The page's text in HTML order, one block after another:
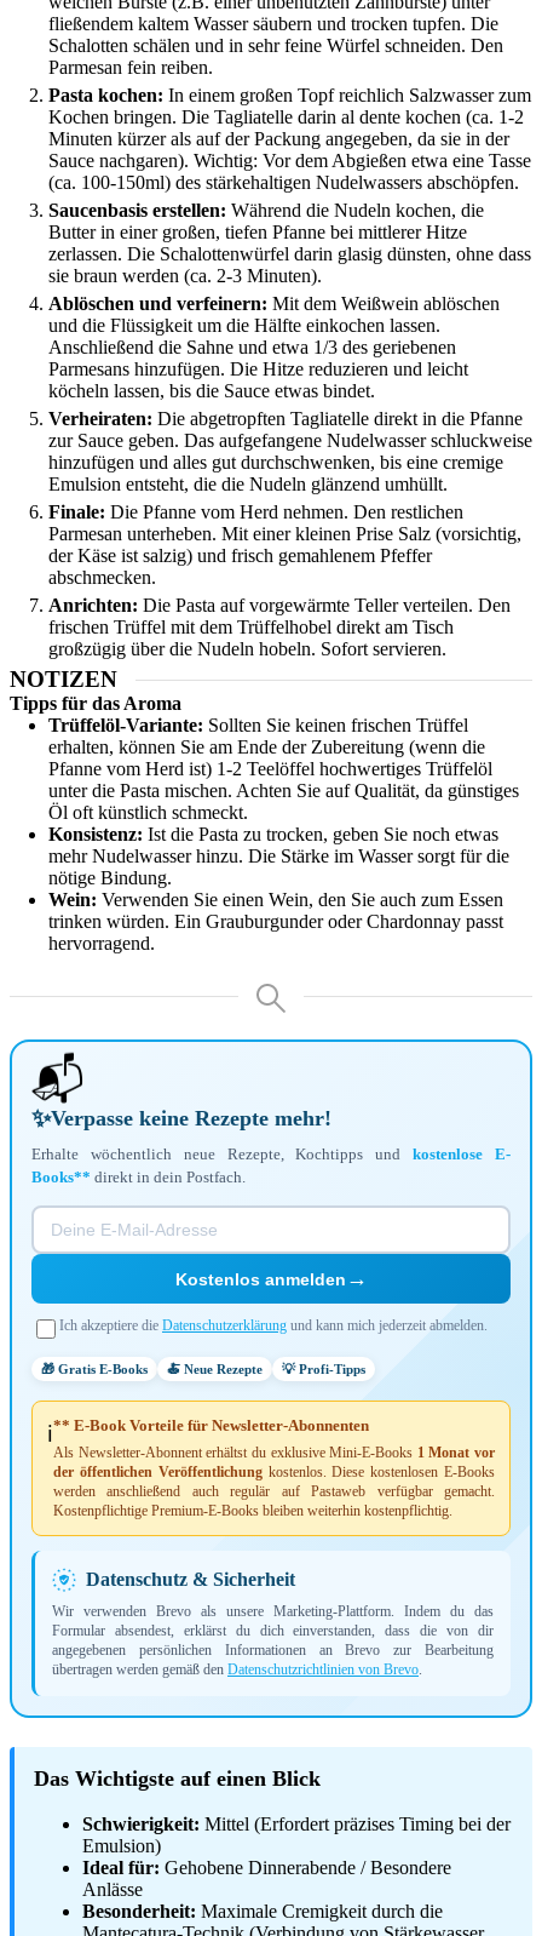
fließendem kaltem Wasser säubern und trocken tupfen. Die
Schalotten schälen und in sehr feine Würfel schneiden. Den
Parmesan fein reiben.
Pasta kochen: In einem großen Topf reichlich Salzwasser zum
Kochen bringen. Die Tagliatelle darin al dente kochen (ca. 1-2
Minuten kürzer als auf der Packung angegeben, da sie in der
Sauce nachgaren). Wichtig: Vor dem Abgießen etwa eine Tasse
(ca. 100-150ml) des stärkehaltigen Nudelwassers abschöpfen.
Saucenbasis erstellen: Während die Nudeln kochen, die
Butter in einer großen, tiefen Pfanne bei mittlerer Hitze
zerlassen. Die Schalottenwürfel darin glasig dünsten, ohne dass
sie braun werden (ca. 2-3 Minuten).
Ablöschen und verfeinern: Mit dem Weißwein ablöschen
und die Flüssigkeit um die Hälfte einkochen lassen.
Anschließend die Sahne und etwa 1/3 des geriebenen
Parmesans hinzufügen. Die Hitze reduzieren und leicht
köcheln lassen, bis die Sauce etwas bindet.
Verheiraten: Die abgetropften Tagliatelle direkt in die Pfanne
zur Sauce geben. Das aufgefangene Nudelwasser schluckweise
hinzufügen und alles gut durchschwenken, bis eine cremige
Emulsion entsteht, die die Nudeln glänzend umhüllt.
Finale: Die Pfanne vom Herd nehmen. Den restlichen
Parmesan unterheben. Mit einer kleinen Prise Salz (vorsichtig,
der Käse ist salzig) und frisch gemahlenem Pfeffer
abschmecken.
Anrichten: Die Pasta auf vorgewärmte Teller verteilen. Den
frischen Trüffel mit dem Trüffelhobel direkt am Tisch
großzügig über die Nudeln hobeln. Sofort servieren.
NOTIZEN
Tipps für das Aroma
Trüffelöl-Variante: Sollten Sie keinen frischen Trüffel
erhalten, können Sie am Ende der Zubereitung (wenn die
Pfanne vom Herd ist) 1-2 Teelöffel hochwertiges Trüffelöl
unter die Pasta mischen. Achten Sie auf Qualität, da günstiges
Öl oft künstlich schmeckt.
Konsistenz: Ist die Pasta zu trocken, geben Sie noch etwas
mehr Nudelwasser hinzu. Die Stärke im Wasser sorgt für die
nötige Bindung.
Wein: Verwenden Sie einen Wein, den Sie auch zum Essen
trinken würden. Ein Grauburgunder oder Chardonnay passt
hervorragend.
📬
✨Verpasse keine Rezepte mehr!
Erhalte wöchentlich neue Rezepte, Kochtipps undkostenlose E-
Books** direkt in dein Postfach.
Kostenlos anmelden →
Ich akzeptiere die Datenschutzerklärung und kann mich jederzeit abmelden.
🎁 Gratis E-Books 🍝 Neue Rezepte 💡 Profi-Tipps
ℹ️** E-Book Vorteile für Newsletter-Abonnenten
Als Newsletter-Abonnent erhältst du exklusive Mini-E-Books 1 Monat vor
der öffentlichen Veröffentlichungkostenlos. Diese kostenlosen E-Books
werden anschließend auch regulär auf Pastaweb verfügbar gemacht.
Kostenpflichtige Premium-E-Books bleiben weiterhin kostenpflichtig.
Datenschutz & Sicherheit
Wir verwenden Brevo als unsere Marketing-Plattform. Indem du das
Formular absendest, erklärst du dich einverstanden, dass die von dir
angegebenen persönlichen Informationen an Brevo zur Bearbeitung
übertragen werden gemäß den Datenschutzrichtlinien von Brevo.
Das Wichtigste auf einen Blick
Schwierigkeit: Mittel (Erfordert präzises Timing bei der
Emulsion)
Ideal für: Gehobene Dinnerabende / Besondere
Anlässe
Besonderheit: Maximale Cremigkeit durch die